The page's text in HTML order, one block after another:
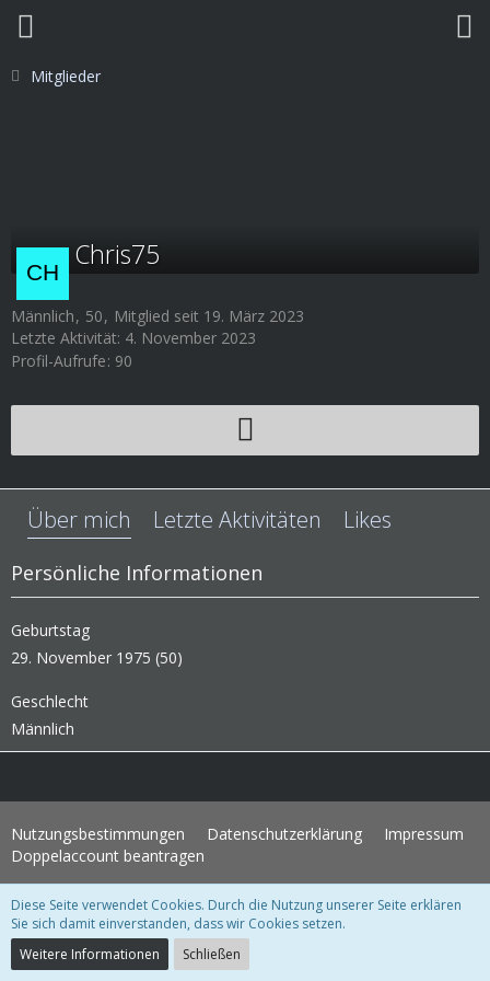
Mitglieder
Chris75
Männlich 50
Mitglied seit 19. März 2023
Letzte Aktivität: 4. November 2023
Profil-Aufrufe 90
Über mich Letzte Aktivitäten Likes
Persönliche Informationen
Geburtstag
29. November 1975 (50)
Geschlecht
Männlich
Nutzungsbestimmungen Datenschutzerklärung
Impressum
Doppelaccount beantragen
WoltLab Suite Forum - Themenvorlage 3.1.2 © 2004-2018
Community-Software:
Diese Seite verwendet Cookies. Durch die Nutzung unserer Seite erklären
Sie sich damit einverstanden, dass wir Cookies setzen.
Weitere Informationen
Schließen